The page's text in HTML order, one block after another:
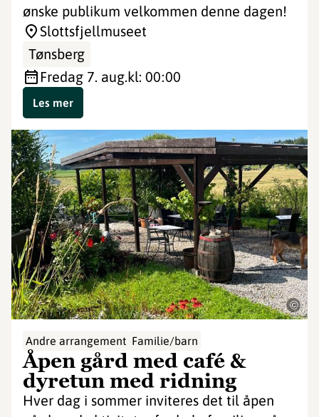
ønske publikum velkommen denne dagen!
Slottsfjellmuseet
Tønsberg
fredag 7. aug.kl: 00:00
Les mer
©
Andre arrangement Familie/barn
Åpen gård med café &
dyretun med ridning
Hver dag i sommer inviteres det til åpen